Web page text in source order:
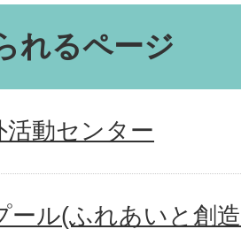
れるページ
活動センター
ール(ふれあいと創